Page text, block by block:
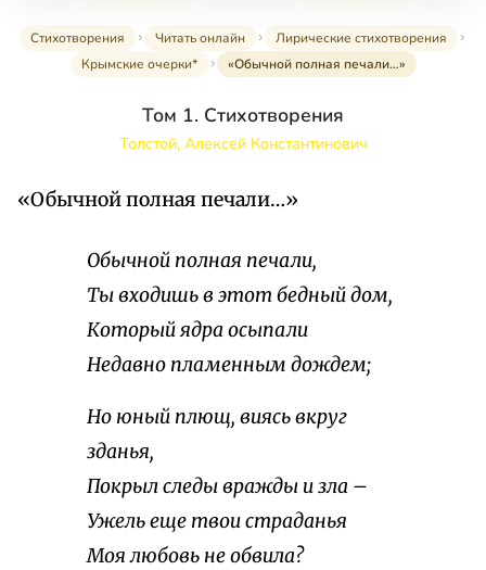
Стихотворения Читать онлайн
Лирические стихотворения
Крымские очерки*
«Обычной полная печали…»
Том 1. Стихотворения
Толстой, Алексей Константинович
«Обычной полная печали…»
Обычной полная печали,
Ты входишь в этот бедный дом,
Который ядра осыпали
Недавно пламенным дождем;
Но юный плющ, виясь вкруг
зданья,
Покрыл следы вражды и зла –
Ужель еще твои страданья
Моя любовь не обвила?